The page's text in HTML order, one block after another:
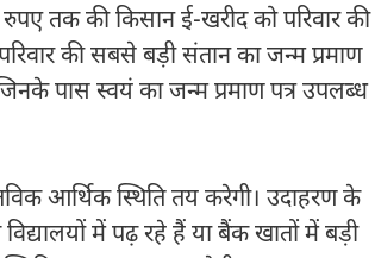
तक की किसान ई-खरीद को परिवार की
की सबसे बड़ी संतान का जन्म प्रमाण
पास स्वयं का जन्म प्रमाण पत्र उपलब्ध
आर्थिक स्थिति तय करेगी। उदाहरण के
में पढ़ रहे हैं या बैंक खातों में बड़ी